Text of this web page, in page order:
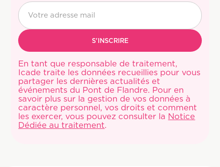
En tant que responsable de traitement,
Icade traite les données recueillies pour vous
partager les dernières actualités et
événements du Pont de Flandre. Pour en
savoir plus sur la gestion de vos données à
caractère personnel, vos droits et comment
les exercer, vous pouvez consulter la Notice
Dédiée au traitement.